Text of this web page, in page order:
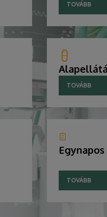
TOVÁBB
TOVÁBB
TOVÁBB